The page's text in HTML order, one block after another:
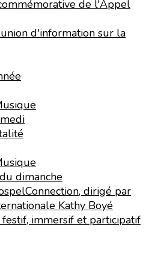
de l'Appel
d'information sur la
dimanche
dirigé par
Kathy Boyé
immersif et participatif